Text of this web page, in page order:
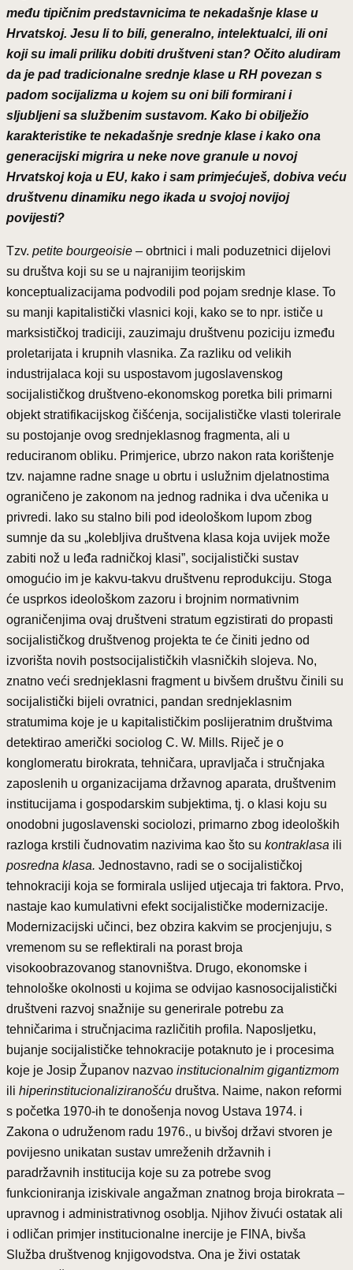
među tipičnim predstavnicima te nekadašnje klase u
Hrvatskoj. Jesu li to bili, generalno, intelektualci, ili oni
koji su imali priliku dobiti društveni stan? Očito aludiram
da je pad tradicionalne srednje klase u RH povezan s
padom socijalizma u kojem su oni bili formirani i
sljubljeni sa službenim sustavom. Kako bi obilježio
karakteristike te nekadašnje srednje klase i kako ona
generacijski migrira u neke nove granule u novoj
Hrvatskoj koja u EU, kako i sam primjećuješ, dobiva veću
društvenu dinamiku nego ikada u svojoj novijoj
povijesti?
Tzv. petite bourgeoisie – obrtnici i mali poduzetnici dijelovi
su društva koji su se u najranijim teorijskim
konceptualizacijama podvodili pod pojam srednje klase. To
su manji kapitalistički vlasnici koji, kako se to npr. ističe u
marksističkoj tradiciji, zauzimaju društvenu poziciju između
proletarijata i krupnih vlasnika. Za razliku od velikih
industrijalaca koji su uspostavom jugoslavenskog
socijalističkog društveno-ekonomskog poretka bili primarni
objekt stratifikacijskog čišćenja, socijalističke vlasti tolerirale
su postojanje ovog srednjeklasnog fragmenta, ali u
reduciranom obliku. Primjerice, ubrzo nakon rata korištenje
tzv. najamne radne snage u obrtu i uslužnim djelatnostima
ograničeno je zakonom na jednog radnika i dva učenika u
privredi. Iako su stalno bili pod ideološkom lupom zbog
sumnje da su „kolebljiva društvena klasa koja uvijek može
zabiti nož u leđa radničkoj klasi”, socijalistički sustav
omogućio im je kakvu-takvu društvenu reprodukciju. Stoga
će usprkos ideološkom zazoru i brojnim normativnim
ograničenjima ovaj društveni stratum egzistirati do propasti
socijalističkog društvenog projekta te će činiti jedno od
izvorišta novih postsocijalističkih vlasničkih slojeva. No,
znatno veći srednjeklasni fragment u bivšem društvu činili su
socijalistički bijeli ovratnici, pandan srednjeklasnim
stratumima koje je u kapitalističkim poslijeratnim društvima
detektirao američki sociolog C. W. Mills. Riječ je o
konglomeratu birokrata, tehničara, upravljača i stručnjaka
zaposlenih u organizacijama državnog aparata, društvenim
institucijama i gospodarskim subjektima, tj. o klasi koju su
onodobni jugoslavenski sociolozi, primarno zbog ideoloških
razloga krstili čudnovatim nazivima kao što su kontraklasa ili
posredna klasa. Jednostavno, radi se o socijalističkoj
tehnokraciji koja se formirala uslijed utjecaja tri faktora. Prvo,
nastaje kao kumulativni efekt socijalističke modernizacije.
Modernizacijski učinci, bez obzira kakvim se procjenjuju, s
vremenom su se reflektirali na porast broja
visokoobrazovanog stanovništva. Drugo, ekonomske i
tehnološke okolnosti u kojima se odvijao kasnosocijalistički
društveni razvoj snažnije su generirale potrebu za
tehničarima i stručnjacima različitih profila. Naposljetku,
bujanje socijalističke tehnokracije potaknuto je i procesima
koje je Josip Županov nazvao institucionalnim gigantizmom
ili hiperinstitucionaliziranošću društva. Naime, nakon reformi
s početka 1970-ih te donošenja novog Ustava 1974. i
Zakona o udruženom radu 1976., u bivšoj državi stvoren je
povijesno unikatan sustav umreženih državnih i
paradržavnih institucija koje su za potrebe svog
funkcioniranja iziskivale angažman znatnog broja birokrata –
upravnog i administrativnog osoblja. Njihov živući ostatak ali
i odličan primjer institucionalne inercije je FINA, bivša
Služba društvenog knjigovodstva. Ona je živi ostatak